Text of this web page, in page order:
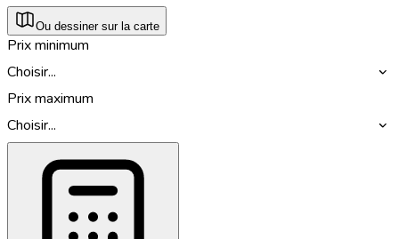
Ou dessiner sur la carte
Prix minimum
Choisir...
Prix maximum
Choisir...